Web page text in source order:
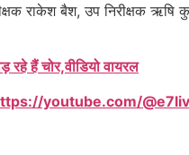
राकेश बैश, उप निरीक्षक
हैं चोर,वीडियो वायरल
youtube.com/